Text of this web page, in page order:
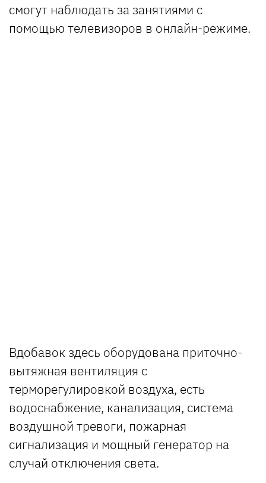
смогут наблюдать за занятиями с
помощью телевизоров в онлайн-режиме.
Вдобавок здесь оборудована приточно-
вытяжная вентиляция с
терморегулировкой воздуха, есть
водоснабжение, канализация, система
воздушной тревоги, пожарная
сигнализация и мощный генератор на
случай отключения света.